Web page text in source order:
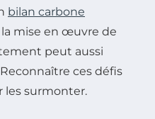
bilan carbone
mise en œuvre de
peut aussi
ces défis
les surmonter.